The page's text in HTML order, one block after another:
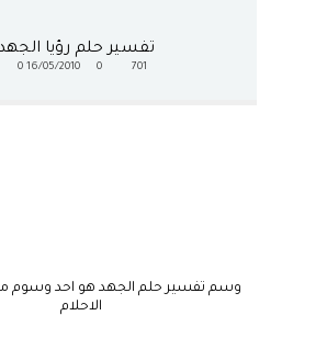
تفسير حلم رؤيا
701
16/05/2010
0
وسم تفسير حلم الجهد هو احد وسوم
الاحلام